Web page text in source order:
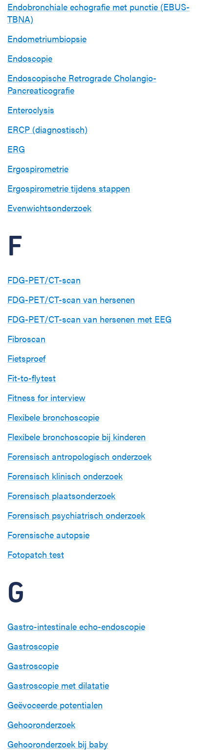
Endobronchiale echografie met punctie (EBUS-
TBNA)
Endometriumbiopsie
Endoscopie
Endoscopische Retrograde Cholangio-
Pancreaticografie
Enteroclysis
ERCP (diagnostisch)
ERG
Ergospirometrie
Ergospirometrie tijdens stappen
Evenwichtsonderzoek
F
FDG-PET/CT-scan
FDG-PET/CT-scan van hersenen
FDG-PET/CT-scan van hersenen met EEG
Fibroscan
Fietsproef
Fit-to-flytest
Fitness for interview
Flexibele bronchoscopie
Flexibele bronchoscopie bij kinderen
Forensisch antropologisch onderzoek
Forensisch klinisch onderzoek
Forensisch plaatsonderzoek
Forensisch psychiatrisch onderzoek
Forensische autopsie
Fotopatch test
G
Gastro-intestinale echo-endoscopie
Gastroscopie
Gastroscopie
Gastroscopie met dilatatie
Geëvoceerde potentialen
Gehooronderzoek
Gehooronderzoek bij baby